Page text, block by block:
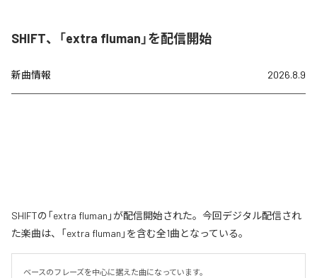
SHIFT、「extra fluman」を配信開始
新曲情報 2026.8.9
SHIFTの「extra fluman」が配信開始された。今回デジタル配信され
た楽曲は、「extra fluman」を含む全1曲となっている。
ベースのフレーズを中心に据えた曲になっています。